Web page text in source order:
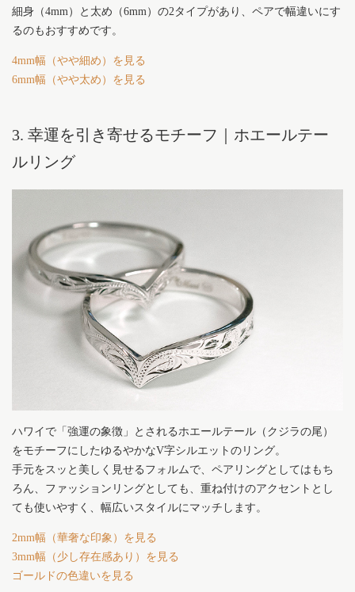
細身（4mm）と太め（6mm）の2タイプがあり、ペアで幅違いにす
るのもおすすめです。
4mm幅（やや細め）を見る
6mm幅（やや太め）を見る
3. 幸運を引き寄せるモチーフ｜ホエールテー
ルリング
ハワイで「強運の象徴」とされるホエールテール（クジラの尾）
をモチーフにしたゆるやかなV字シルエットのリング。
手元をスッと美しく見せるフォルムで、ペアリングとしてはもち
ろん、ファッションリングとしても、重ね付けのアクセントとし
ても使いやすく、幅広いスタイルにマッチします。
2mm幅（華奢な印象）を見る
3mm幅（少し存在感あり）を見る
ゴールドの色違いを見る